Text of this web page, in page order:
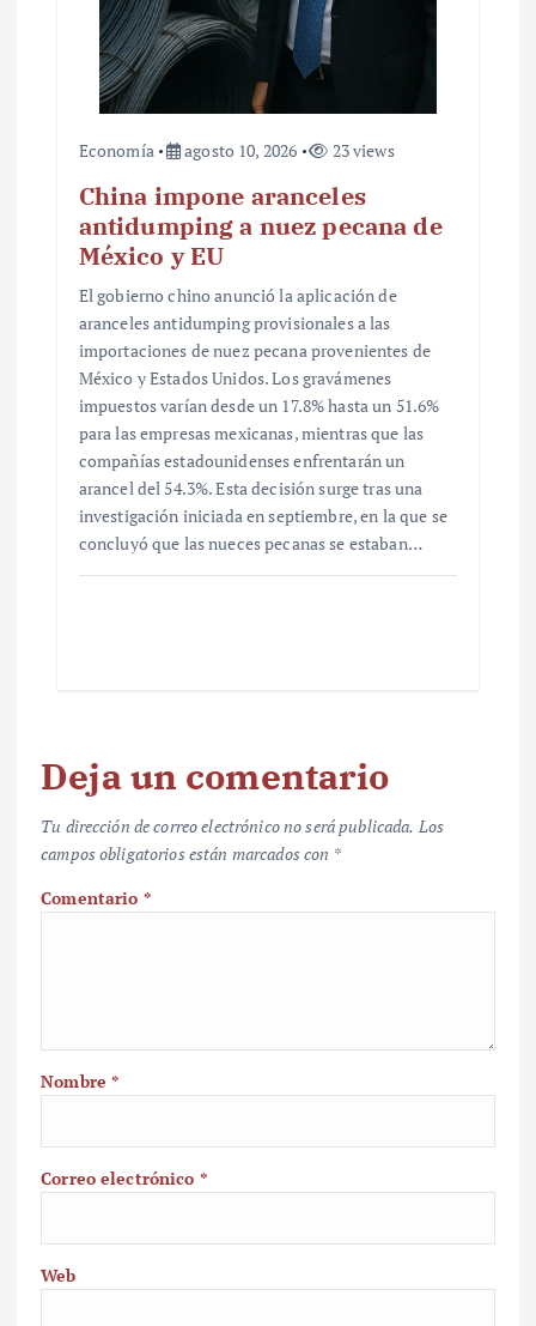
Economía agosto 10, 2026 23 views
China impone aranceles
antidumping a nuez pecana de
México y EU
El gobierno chino anunció la aplicación de
aranceles antidumping provisionales a las
importaciones de nuez pecana provenientes de
México y Estados Unidos. Los gravámenes
impuestos varían desde un 17.8% hasta un 51.6%
para las empresas mexicanas, mientras que las
compañías estadounidenses enfrentarán un
arancel del 54.3%. Esta decisión surge tras una
investigación iniciada en septiembre, en la que se
concluyó que las nueces pecanas se estaban…
Deja un comentario
Tu dirección de correo electrónico no será publicada. Los
campos obligatorios están marcados con *
Comentario *
Nombre*
Correo electrónico *
Web